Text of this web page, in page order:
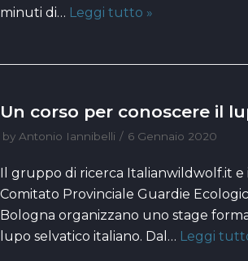
minuti di… Leggi tutto »
Un corso per conoscere il
by Antonio Iannibelli 6 Gennaio 2020
Il gruppo di ricerca Italianwildwolf.it e il
Comitato Provinciale Guardie
Bologna organizzano uno stage
lupo selvatico italiano. Dal… Leggi